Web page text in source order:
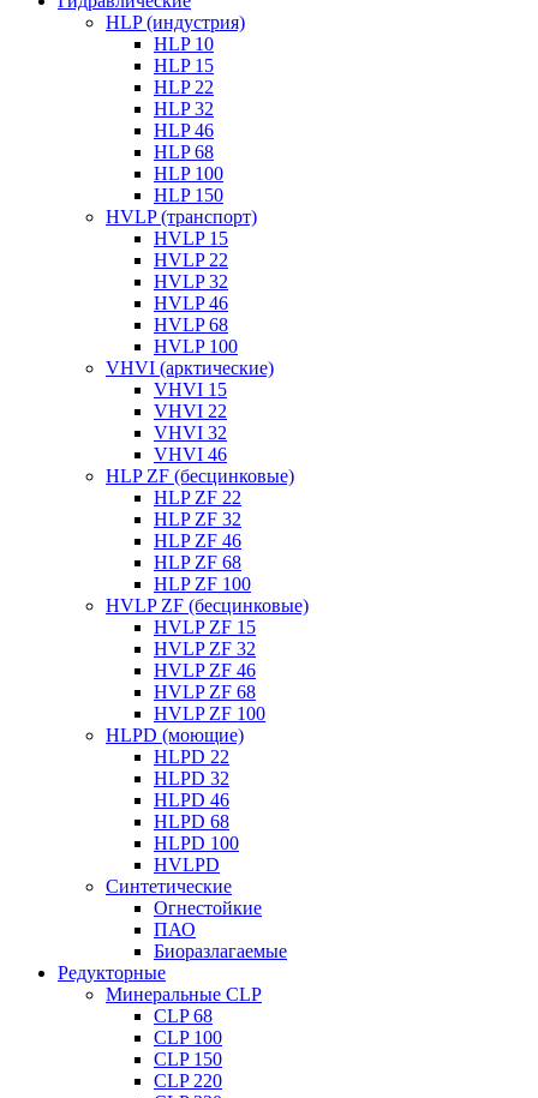
HLP (индустрия)
HLP 10
HLP 15
HLP 22
HLP 32
HLP 46
HLP 68
HLP 100
HLP 150
HVLP (транспорт)
HVLP 15
HVLP 22
HVLP 32
HVLP 46
HVLP 68
HVLP 100
VHVI (арктические)
VHVI 15
VHVI 22
VHVI 32
VHVI 46
HLP ZF (бесцинковые)
HLP ZF 22
HLP ZF 32
HLP ZF 46
HLP ZF 68
HLP ZF 100
HVLP ZF (бесцинковые)
HVLP ZF 15
HVLP ZF 32
HVLP ZF 46
HVLP ZF 68
HVLP ZF 100
HLPD (моющие)
HLPD 22
HLPD 32
HLPD 46
HLPD 68
HLPD 100
HVLPD
Синтетические
Огнестойкие
ПАО
Биоразлагаемые
Редукторные
Минеральные CLP
CLP 68
CLP 100
CLP 150
CLP 220